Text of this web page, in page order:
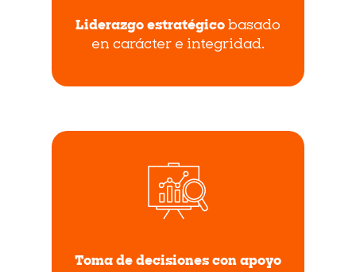
Liderazgo estratégico basado
en carácter e integridad.
Toma de decisiones con apoyo